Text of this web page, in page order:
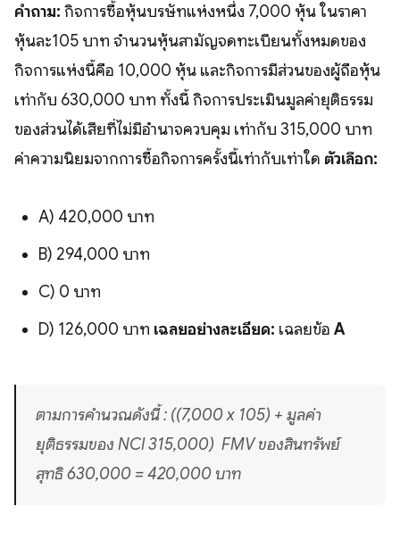
คำถาม: กิจการซื้อหุ้นบริษัทแห่งหนึ่ง 7,000 หุ้น ในราคา
หุ้นละ105 บาท จำนวนหุ้นสามัญจดทะเบียนทั้งหมดของ
กิจการแห่งนี้คือ 10,000 หุ้น และกิจการมีส่วนของผู้ถือหุ้น
เท่ากับ 630,000 บาท ทั้งนี้ กิจการประเมินมูลค่ายุติธรรม
ของส่วนได้เสียที่ไม่มีอำนาจควบคุม เท่ากับ 315,000 บาท
ค่าความนิยมจากการซื้อกิจการครั้งนี้เท่ากับเท่าใด ตัวเลือก:
A) 420,000 บาท
B) 294,000 บาท
C) 0 บาท
D) 126,000 บาท เฉลยอย่างละเอียด: เฉลยข้อ A
ตามการคำนวณดังนี้ : ((7,000 x 105) + มูลค่า
ยุติธรรมของ NCI 315,000)  FMV ของสินทรัพย์
สุทธิ 630,000 = 420,000 บาท